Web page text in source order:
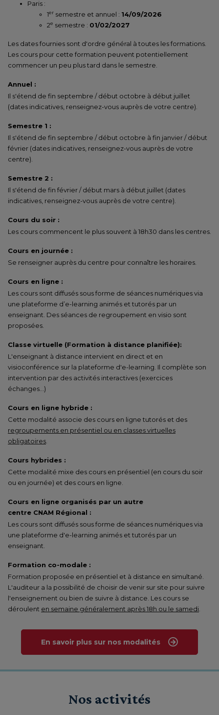
Paris :
1er semestre et annuel : 14/09/2026
2e semestre : 01/02/2027
Les dates fournies sont d'ordre général à toutes les formations.
Les cours pour cette formation peuvent potentiellement
commencer un peu plus tard dans le semestre.
Annuel :
Il s'étend de fin septembre / début octobre à début juillet
(dates indicatives, renseignez-vous auprès de votre centre).
Semestre 1 :
Il s'étend de fin septembre / début octobre à fin janvier / début
février (dates indicatives, renseignez-vous auprès de votre
centre).
Semestre 2 :
Il s'étend de fin février / début mars à début juillet (dates
indicatives, renseignez-vous auprès de votre centre).
Cours du soir :
Les cours commencent le plus souvent à 18h30 dans les centres.
Cours en journée :
Se renseigner auprès du centre pour connaître les horaires.
Cours en ligne :
Les cours sont diffusés sous forme de séances numériques via
une plateforme d’e-learning animés et tutorés par un
enseignant. Des séances de regroupement en visio sont
proposées.
Classe virtuelle (Formation à distance planifiée):
L'enseignant à distance intervient en direct et en
visioconférence sur la plateforme d'e-learning. Il complète son
intervention par des activités interactives (exercices
échanges…)
Cours en ligne hybride :
Cette modalité associe des cours en ligne tutorés et des
regroupements en présentiel ou en classes virtuelles
obligatoires
Cours hybrides :
Cette modalité mixe des cours en présentiel (en cours du soir
ou en journée) et des cours en ligne.
Cours en ligne organisés par un autre
centre CNAM Régional :
Les cours sont diffusés sous forme de séances numériques via
une plateforme d'e-learning animés et tutorés par un
enseignant.
Formation co-modale :
Formation proposée en présentiel et à distance en simultané.
L'auditeur a la possibilité de choisir de venir sur site pour suivre
l'enseignement ou bien de suivre à distance. Les cours se
déroulent en semaine généralement après 18h ou le samedi
En savoir plus sur nos modalités
Nos activités